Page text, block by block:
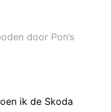
door Pon’s
ik de Skoda